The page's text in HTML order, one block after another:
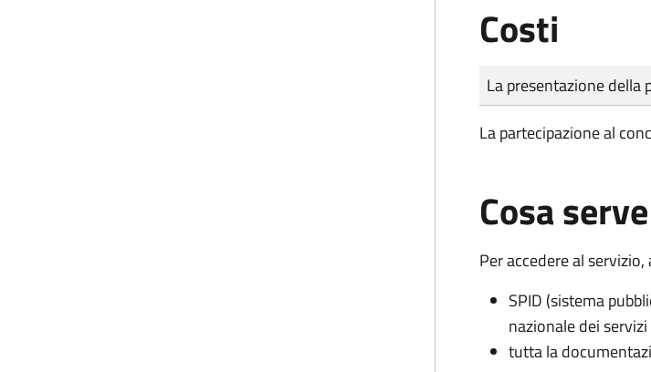
Costi
Tipo di pagamento
Importo
La presentazione della
La partecipazione al
Cosa serve
Per accedere al
SPID (sistema
nazionale dei servizi
tutta la